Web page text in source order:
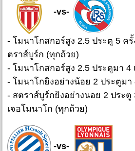
-vs-
- โมนาโกสกอร์สูง 2.5 ประตู 5 ค
ตราส์บูร์ก (ทุกถ้วย)
- โมนาโกสกอร์สูง 2.5 ประตูมา 4
- โมนาโกยิงอย่างน้อย 2 ประตูมา
- สตราส์บูร์กยิงอย่างนอย 2 ประ
เจอโมนาโก (ทุกถ้วย)
-vs-